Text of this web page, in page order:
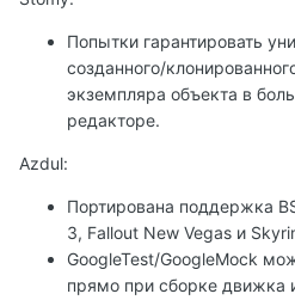
Попытки гарантировать
созданного/
экземпляра объекта в
редакторе.
Azdul:
Портирована поддержка
3, Fallout New Vegas и
GoogleTest/GoogleMock
прямо при сборке движка